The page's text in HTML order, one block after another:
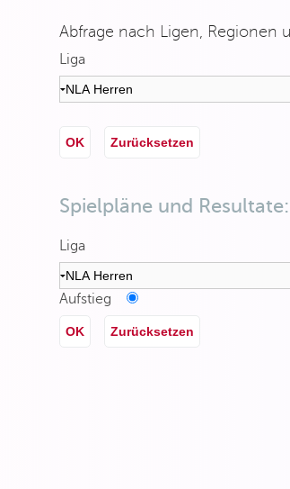
Abfrage nach Ligen, Regionen
Liga
OK Zurücksetzen
Spielpläne und
Liga
Aufstieg
OK Zurücksetzen